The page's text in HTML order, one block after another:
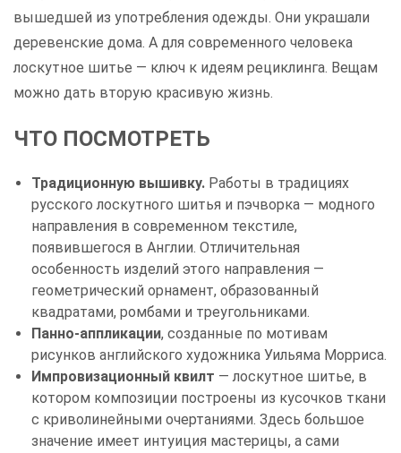
вышедшей из употребления одежды. Они украшали
деревенские дома. А для современного человека
лоскутное шитье — ключ к идеям рециклинга. Вещам
можно дать вторую красивую жизнь.
ЧТО ПОСМОТРЕТЬ
Традиционную вышивку. Работы в традициях
русского лоскутного шитья и пэчворка — модного
направления в современном текстиле,
появившегося в Англии. Отличительная
особенность изделий этого направления —
геометрический орнамент, образованный
квадратами, ромбами и треугольниками.
Панно-аппликации, созданные по мотивам
рисунков английского художника Уильяма Морриса.
Импровизационный квилт — лоскутное шитье, в
котором композиции построены из кусочков ткани
с криволинейными очертаниями. Здесь большое
значение имеет интуиция мастерицы, а сами